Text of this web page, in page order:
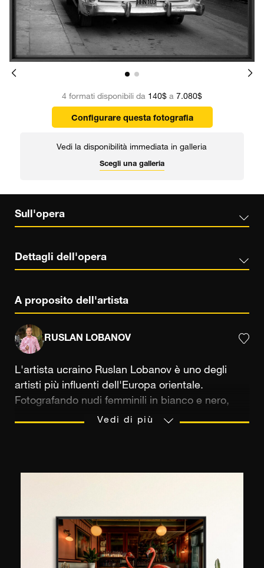
4 formati disponibili da 140$ a 7.080$
Configurare questa fotografia
Vedi la disponibilità immediata in galleria
Scegli una galleria
Sull'opera
Dettagli dell'opera
A proposito dell'artista
RUSLAN LOBANOV
L'artista ucraino Ruslan Lobanov è uno degli
artisti più influenti dell'Europa orientale.
Fotografando nudi femminili in bianco e nero,
trae ispirazione dal cinema e dalla moda e
Vedi di più